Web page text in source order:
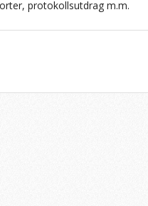
protokollsutdrag m.m.